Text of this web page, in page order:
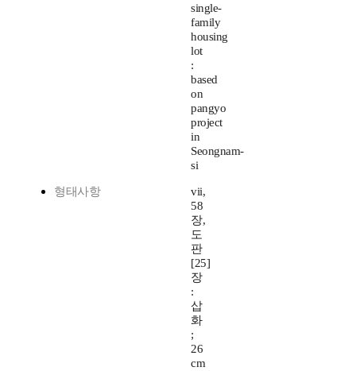
single-
family
housing
lot
:
based
on
pangyo
project
in
Seongnam-
si
형태사항
vii,
58
장,
도
판
[25]
장
:
삽
화
;
26
cm